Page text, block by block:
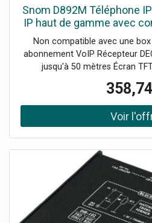
Snom D892M Téléphone
IP haut de gamme avec
Wifi, Bluetooth et grand
pour
Non compatible avec une
abonnement VoIP Récepteur
jusqu'à 50 mètres Écran
souple et accès rapide aux
professionnel : codecs
bruit et tampons de gigue
intégrés 2 ports Gigabit
plastique recyclé avec